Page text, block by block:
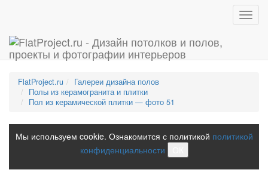
FlatProject.ru
Галереи дизайна полов
Полы из керамогранита и плитки
Пол из керамической плитки — фото 51
Мы используем cookie. Ознакомится с политикой политикой
конфиденциальности